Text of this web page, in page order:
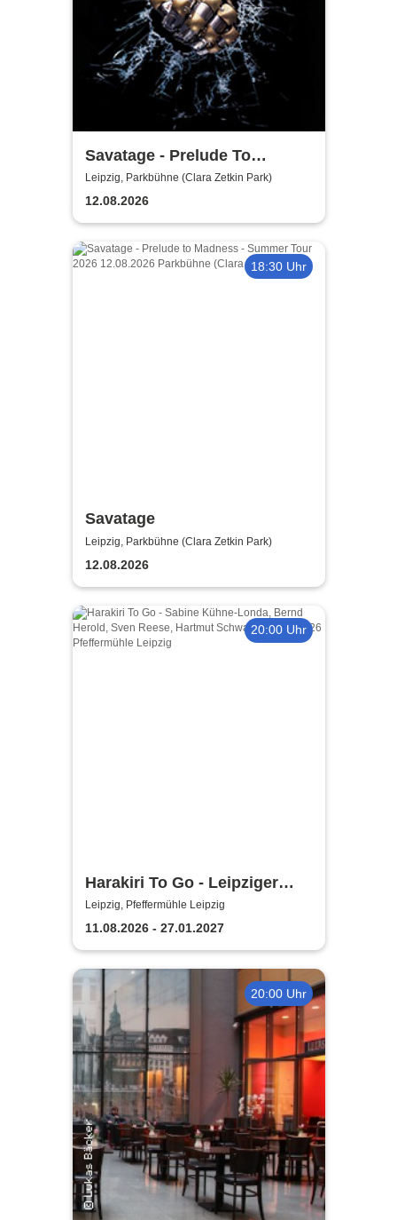
Savatage - Prelude To
Madness - Summer Tour 2026
Leipzig, Parkbühne (Clara Zetkin Park)
12.08.2026
18:30 Uhr
Savatage
Leipzig, Parkbühne (Clara Zetkin Park)
12.08.2026
20:00 Uhr
Harakiri To Go - Leipziger
Pfeffermühle
Leipzig, Pfeffermühle Leipzig
11.08.2026 - 27.01.2027
20:00 Uhr